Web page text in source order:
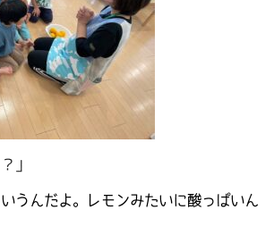
」
うんだよ。レモンみたいに酸っぱいん